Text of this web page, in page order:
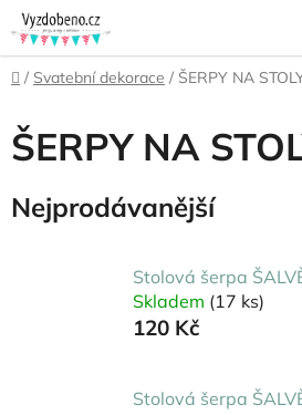
Přejít
na
obsah
Domů
/ Svatební dekorace / ŠERPY NA
ŠERPY NA
Nejprodávanější
Stolová šerpa
Skladem (17 ks)
120 Kč
Stolová šerpa